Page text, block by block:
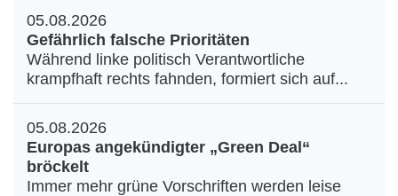
05.08.2026
Gefährlich falsche Prioritäten
Während linke politisch Verantwortliche
krampfhaft rechts fahnden, formiert sich auf...
05.08.2026
Europas angekündigter „Green Deal“
bröckelt
Immer mehr grüne Vorschriften werden leise